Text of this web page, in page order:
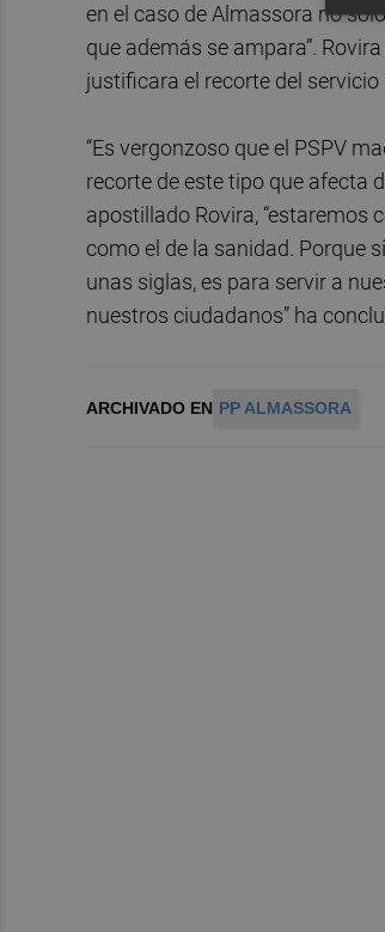
en el caso de Almassora no
que además se ampara”.
justificara el recorte del
“Es vergonzoso que el PSPV
recorte de este tipo que afecta
apostillado Rovira, “estaremos
como el de la sanidad. Porque
unas siglas, es para servir a
nuestros ciudadanos” ha
ARCHIVADO EN PP ALMASSORA